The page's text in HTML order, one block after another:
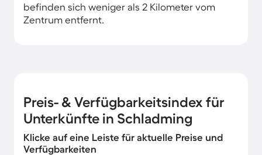
befinden sich weniger als 2 Kilometer vom
Zentrum entfernt.
Preis- & Verfügbarkeitsindex für
Unterkünfte in Schladming
Klicke auf eine Leiste für aktuelle Preise und
Verfügbarkeiten